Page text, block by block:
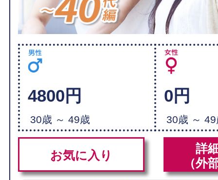
4800円
30歳 ～ 49歳
0円
30歳 ～
お気に入り
詳
（外